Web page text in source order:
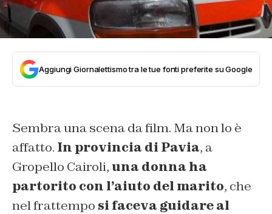
Aggiungi Giornalettismo tra le tue fonti preferite su Google
Sembra una scena da film. Ma non lo è
affatto. In provincia di Pavia, a
Gropello Cairoli,una donna ha
partorito con l’aiuto del marito, che
nel frattempo si faceva guidare al